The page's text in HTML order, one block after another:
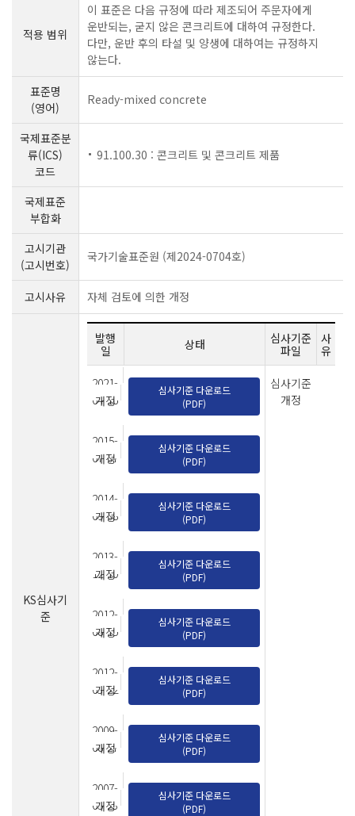
적용 범위
이 표준은 다음 규정에 따라 제조되어 주문자에게
운반되는, 굳지 않은 콘크리트에 대하여 규정한다.
다만, 운반 후의 타설 및 양생에 대하여는 규정하지
않는다.
표준명
(영어)
Ready-mixed concrete
국제표준분
류(ICS)
코드
91.100.30 : 콘크리트 및 콘크리트 제품
국제표준
부합화
고시기관
(고시번호)
국가기술표준원 (제2024-0704호)
고시사유 자체 검토에 의한 개정
KS심사기
준
발행
일
상태
심사기준
파일
사
유
2021-
04-16
개정
심사기준 다운로드
(PDF)
심사기준
개정
2015-
07-07
개정
심사기준 다운로드
(PDF)
2014-
09-08
개정
심사기준 다운로드
(PDF)
2013-
12-10
개정
심사기준 다운로드
(PDF)
2012-
08-15
개정
심사기준 다운로드
(PDF)
2012-
03-22
개정
심사기준 다운로드
(PDF)
2009-
08-27
개정
심사기준 다운로드
(PDF)
2007-
05-23
개정
심사기준 다운로드
(PDF)